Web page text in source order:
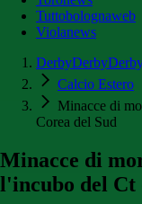
Tuttobolognaweb
Violanews
Calcio Estero
Minacce di
Corea del Sud
Minacce di
l'incubo del Ct